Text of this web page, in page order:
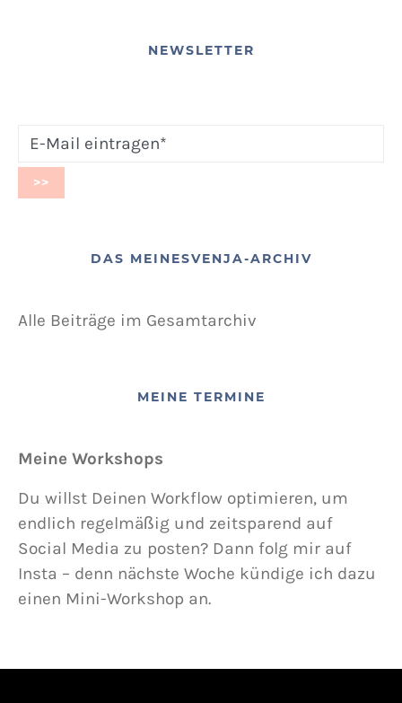
NEWSLETTER
DAS MEINESVENJA-ARCHIV
Alle Beiträge im Gesamtarchiv
MEINE TERMINE
Meine Workshops
Du willst Deinen Workflow optimieren, um
endlich regelmäßig und zeitsparend auf
Social Media zu posten? Dann folg mir auf
Insta – denn nächste Woche kündige ich dazu
einen Mini-Workshop an.